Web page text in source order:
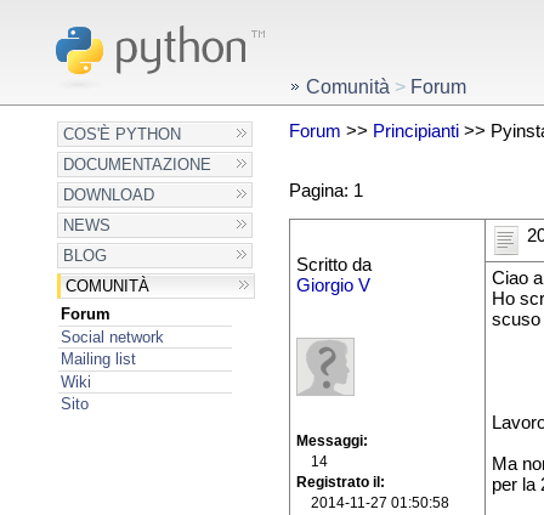
COS'È PYTHON
DOCUMENTAZIONE
DOWNLOAD
NEWS
BLOG
COMUNITÀ
Forum
Social network
Mailing list
Wiki
Sito
Comunità > Forum
Forum >> Principianti>>
Pagina: 1
Scritto da
Giorgio V
Messaggi
14
Registrato il
2014-11-27 01:50:58
Ciao
Ho
scuso
Ma
per la